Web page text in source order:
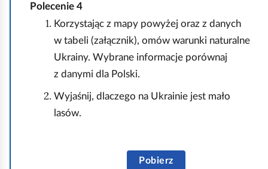
Polecenie 4
Korzystając z mapy powyżej oraz z danych
w tabeli (załącznik), omów warunki naturalne
Ukrainy. Wybrane informacje porównaj
z danymi dla Polski.
Wyjaśnij, dlaczego na Ukrainie jest mało
lasów.
Pobierz